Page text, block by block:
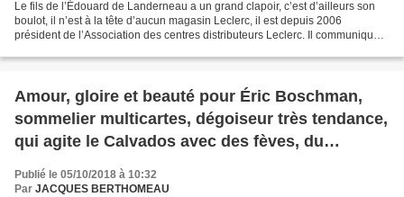
Le fils de l’Édouard de Landerneau a un grand clapoir, c’est d’ailleurs son
boulot, il n’est à la tête d’aucun magasin Leclerc, il est depuis 2006
président de l’Association des centres distributeurs Leclerc. Il communique
Amour, gloire et beauté pour Éric Boschman,
sommelier multicartes, dégoiseur très tendance,
qui agite le Calvados avec des fèves, du
vinaigre balsamique, des écorces de cacao et
gingembre…
Publié le 05/10/2018 à 10:32
Par JACQUES BERTHOMEAU